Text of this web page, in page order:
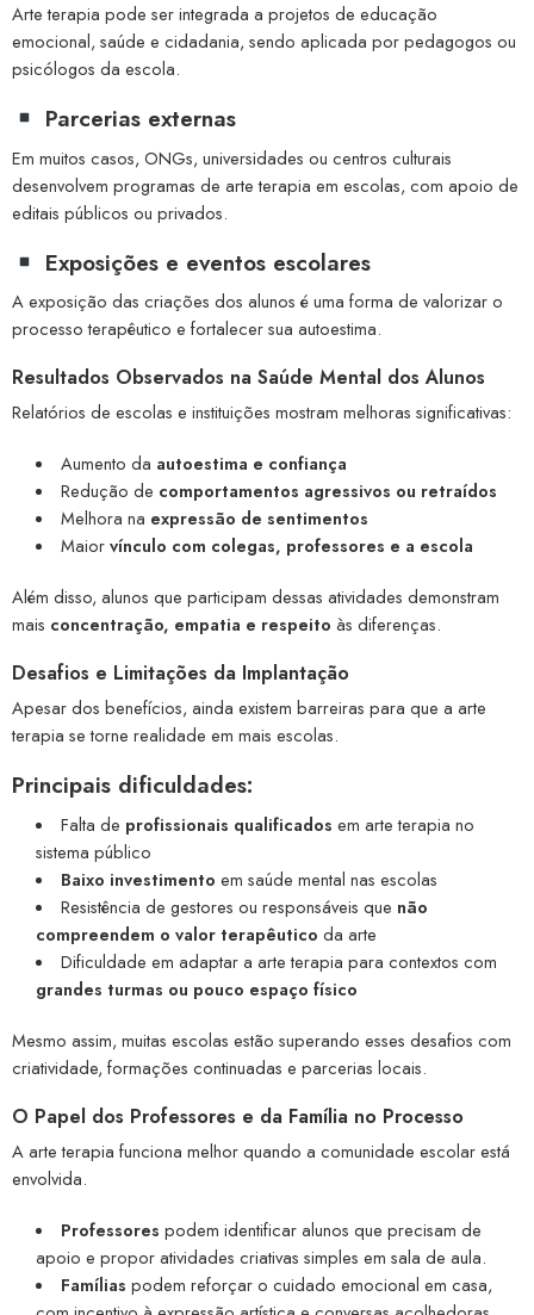
Arte terapia pode ser integrada a projetos de educação
emocional, saúde e cidadania, sendo aplicada por pedagogos ou
psicólogos da escola.
Parcerias externas
Em muitos casos, ONGs, universidades ou centros culturais
desenvolvem programas de arte terapia em escolas, com apoio de
editais públicos ou privados.
Exposições e eventos escolares
A exposição das criações dos alunos é uma forma de valorizar o
processo terapêutico e fortalecer sua autoestima.
Resultados Observados na Saúde Mental dos Alunos
Relatórios de escolas e instituições mostram melhoras significativas:
Aumento da autoestima e confiança
Redução de comportamentos agressivos ou retraídos
Melhora na expressão de sentimentos
Maiorvínculo com colegas, professores e a escola
Além disso, alunos que participam dessas atividades demonstram
mais concentração, empatia e respeito às diferenças.
Desafios e Limitações da Implantação
Apesar dos benefícios, ainda existem barreiras para que a arte
terapia se torne realidade em mais escolas.
Principais dificuldades:
Falta de profissionais qualificados em arte terapia no
sistema público
Baixo investimento em saúde mental nas escolas
Resistência de gestores ou responsáveis que não
compreendem o valor terapêutico da arte
Dificuldade em adaptar a arte terapia para contextos com
grandes turmas ou pouco espaço físico
Mesmo assim, muitas escolas estão superando esses desafios com
criatividade, formações continuadas e parcerias locais.
O Papel dos Professores e da Família no Processo
A arte terapia funciona melhor quando a comunidade escolar está
envolvida.
Professores podem identificar alunos que precisam de
apoio e propor atividades criativas simples em sala de aula.
Famílias podem reforçar o cuidado emocional em casa,